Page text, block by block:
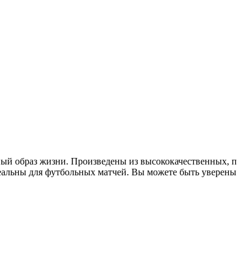
образ жизни. Произведены из
для футбольных матчей. Вы можете быть